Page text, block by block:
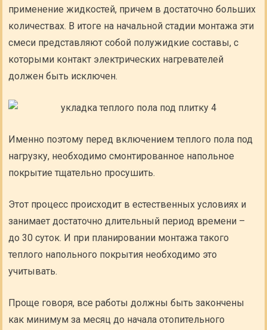
применение жидкостей, причем в достаточно больших
количествах. В итоге на начальной стадии монтажа эти
смеси представляют собой полужидкие составы, с
которыми контакт электрических нагревателей
должен быть исключен.
Именно поэтому перед включением теплого пола под
нагрузку, необходимо смонтированное напольное
покрытие тщательно просушить.
Этот процесс происходит в естественных условиях и
занимает достаточно длительный период времени –
до 30 суток. И при планировании монтажа такого
теплого напольного покрытия необходимо это
учитывать.
Проще говоря, все работы должны быть закончены
как минимум за месяц до начала отопительного